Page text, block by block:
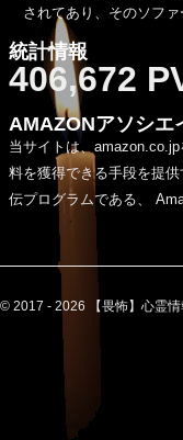
されてあり、そのソフ
統計情報
406,672
AMAZONアソシエ
当サイトは、
料を獲得できる手段を提
伝プログラムである、
© 2017 - 2026 【畏怖】心霊情